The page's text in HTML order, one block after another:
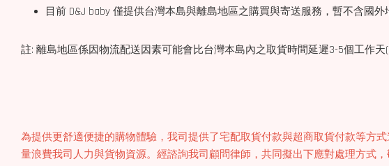
目前 D&J baby 僅提供台灣本島與離島地區之購買與寄送服務，暫不含國外
註: 離島地區係因物流配送因素可能會比台灣本島內之取貨時間延遲3-5個工作天(
為提供更舒適便捷的購物體驗，我司提供了宅配取貨付款與超商取貨付款等方
量浪費我司人力與貨物資源。經諮詢我司顧問律師，共同擬出下應對處理方式